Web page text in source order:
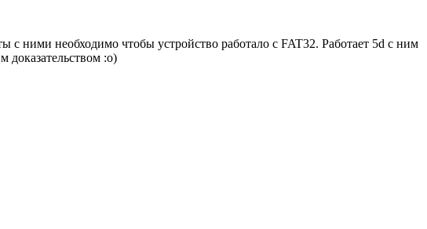
с ними необходимо чтобы устройство работало с FAT32. Работает 5d с ним
доказательством :о)